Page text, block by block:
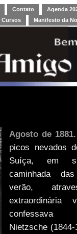
Contato
Agenda
Cursos Manifesto da
Agosto de 1881.
picos nevados
Suíça, em
caminhada
verão,
extraordinária
Nietzsche